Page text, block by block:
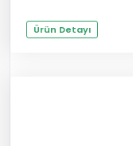
Ürün Detayı